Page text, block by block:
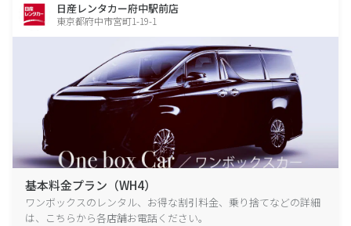
日産レンタカー府中駅前店
東京都府中市宮町1-19-1
基本料金プラン（WH4）
ワンボックスのレンタル、お得な割引料金、乗り捨てなどの詳細
は、こちらから各店舗お電話ください。